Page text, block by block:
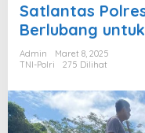
Satlantas
Berlubang
Admin
Maret 8, 2025
TNI-Polri
275 Dilihat